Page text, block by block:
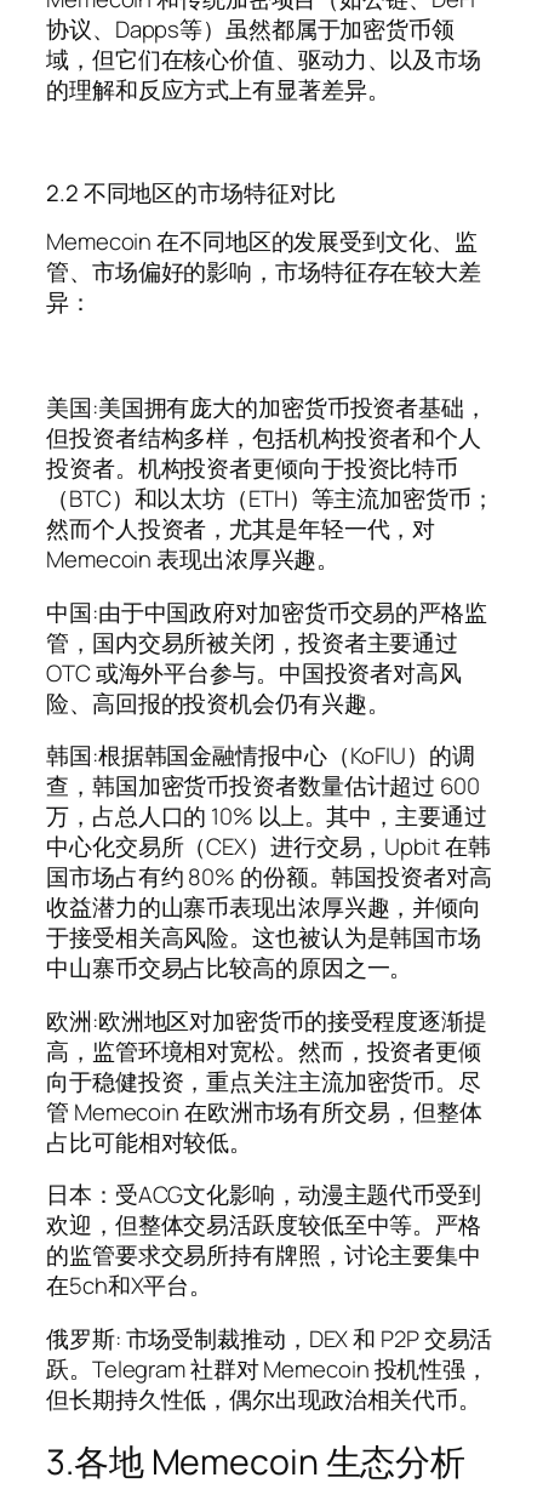
协议、Dapps等）虽然都属于加密货币领
域，但它们在核心价值、驱动力、以及市场
的理解和反应方式上有显著差异。
2.2 不同地区的市场特征对比
Memecoin 在不同地区的发展受到文化、监
管、市场偏好的影响，市场特征存在较大差
异：
美国:美国拥有庞大的加密货币投资者基础，
但投资者结构多样，包括机构投资者和个人
投资者。机构投资者更倾向于投资比特币
（BTC）和以太坊（ETH）等主流加密货币；
然而个人投资者，尤其是年轻一代，对
Memecoin 表现出浓厚兴趣。
中国:由于中国政府对加密货币交易的严格监
管，国内交易所被关闭，投资者主要通过
OTC 或海外平台参与。中国投资者对高风
险、高回报的投资机会仍有兴趣。
韩国:根据韩国金融情报中心（KoFIU）的调
查，韩国加密货币投资者数量估计超过 600
万，占总人口的 10% 以上。其中，主要通过
中心化交易所（CEX）进行交易，Upbit 在韩
国市场占有约 80% 的份额。韩国投资者对高
收益潜力的山寨币表现出浓厚兴趣，并倾向
于接受相关高风险。这也被认为是韩国市场
中山寨币交易占比较高的原因之一。
欧洲:欧洲地区对加密货币的接受程度逐渐提
高，监管环境相对宽松。然而，投资者更倾
向于稳健投资，重点关注主流加密货币。尽
管 Memecoin 在欧洲市场有所交易，但整体
占比可能相对较低。
日本：受ACG文化影响，动漫主题代币受到
欢迎，但整体交易活跃度较低至中等。严格
的监管要求交易所持有牌照，讨论主要集中
在5ch和X平台。
俄罗斯: 市场受制裁推动，DEX 和 P2P 交易活
跃。Telegram 社群对 Memecoin 投机性强，
但长期持久性低，偶尔出现政治相关代币。
3.各地 Memecoin 生态分析